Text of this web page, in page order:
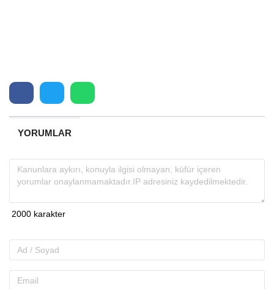
YORUMLAR